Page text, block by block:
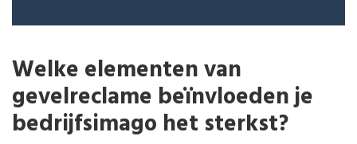
Welke elementen van
gevelreclame beïnvloeden je
bedrijfsimago het sterkst?